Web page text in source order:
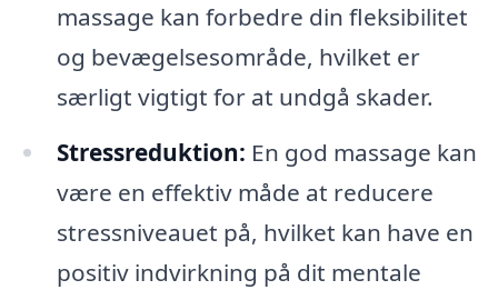
massage kan forbedre din fleksibilitet
og bevægelsesområde, hvilket er
særligt vigtigt for at undgå skader.
Stressreduktion: En god massage kan
være en effektiv måde at reducere
stressniveauet på, hvilket kan have en
positiv indvirkning på dit mentale